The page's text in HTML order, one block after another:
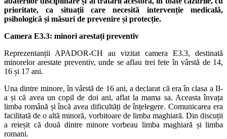
prioritate, ca situații care necesită intervenție medicală,
psihologică și măsuri de prevenire și protecție.
Camera E3.3: minori arestați preventiv
Reprezentanții APADOR-CH au vizitat camera E3.3, destinată
minorelor arestate preventiv, unde se aflau trei fete în vârstă de 14,
16 și 17 ani.
Una dintre minore, în vârstă de 16 ani, a declarat că era în clasa a II-
a și că avea un copil de doi ani, aflat la mama sa. Aceasta învața
limba română și încă avea dificultăți de înțelegere. Comunicarea era
facilitată de o altă minoră, vorbitoare de limba maghiară. Din discuții
a reieșit că două dintre minore vorbeau limba maghiară și limba
romani.